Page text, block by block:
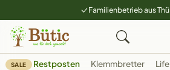
Familienbetrieb aus
SALE Restposten Klemmbretter